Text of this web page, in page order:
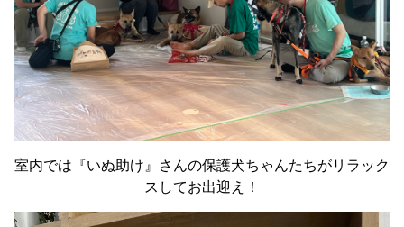
室内では『いぬ助け』さんの保護犬ちゃんたちがリラック
スしてお出迎え！